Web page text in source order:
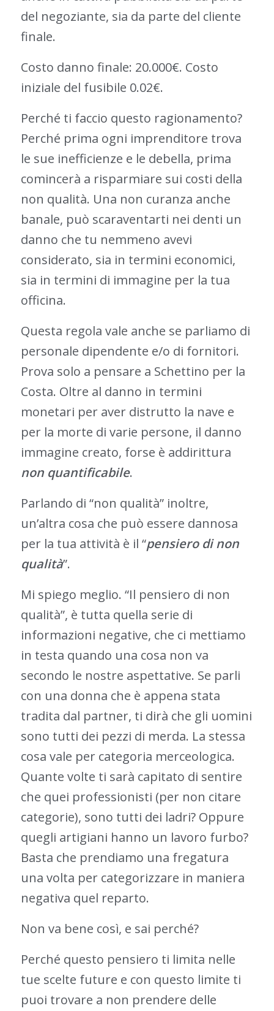
del negoziante, sia da parte del cliente
finale.
Costo danno finale: 20.000€. Costo
iniziale del fusibile 0.02€.
Perché ti faccio questo ragionamento?
Perché prima ogni imprenditore trova
le sue inefficienze e le debella, prima
comincerà a risparmiare sui costi della
non qualità. Una non curanza anche
banale, può scaraventarti nei denti un
danno che tu nemmeno avevi
considerato, sia in termini economici,
sia in termini di immagine per la tua
officina.
Questa regola vale anche se parliamo di
personale dipendente e/o di fornitori.
Prova solo a pensare a Schettino per la
Costa. Oltre al danno in termini
monetari per aver distrutto la nave e
per la morte di varie persone, il danno
immagine creato, forse è addirittura
non quantificabile.
Parlando di “non qualità” inoltre,
un’altra cosa che può essere dannosa
per la tua attività è il “pensiero di non
qualità”.
Mi spiego meglio. “Il pensiero di non
qualità”, è tutta quella serie di
informazioni negative, che ci mettiamo
in testa quando una cosa non va
secondo le nostre aspettative. Se parli
con una donna che è appena stata
tradita dal partner, ti dirà che gli uomini
sono tutti dei pezzi di merda. La stessa
cosa vale per categoria merceologica.
Quante volte ti sarà capitato di sentire
che quei professionisti (per non citare
categorie), sono tutti dei ladri? Oppure
quegli artigiani hanno un lavoro furbo?
Basta che prendiamo una fregatura
una volta per categorizzare in maniera
negativa quel reparto.
Non va bene così, e sai perché?
Perché questo pensiero ti limita nelle
tue scelte future e con questo limite ti
puoi trovare a non prendere delle